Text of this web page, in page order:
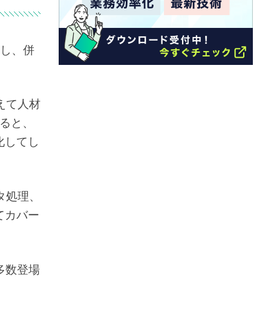
、併
て人材
と、
してし
理、
カバー
数登場